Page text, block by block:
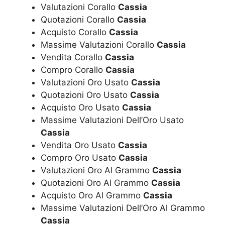
Valutazioni Corallo Cassia
Quotazioni Corallo Cassia
Acquisto Corallo Cassia
Massime Valutazioni Corallo Cassia
Vendita Corallo Cassia
Compro Corallo Cassia
Valutazioni Oro Usato Cassia
Quotazioni Oro Usato Cassia
Acquisto Oro Usato Cassia
Massime Valutazioni Dell’Oro Usato
Cassia
Vendita Oro Usato Cassia
Compro Oro Usato Cassia
Valutazioni Oro Al Grammo Cassia
Quotazioni Oro Al Grammo Cassia
Acquisto Oro Al Grammo Cassia
Massime Valutazioni Dell’Oro Al Grammo
Cassia